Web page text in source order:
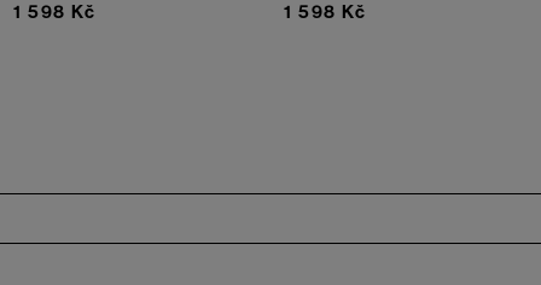
1 598 Kč 1 598 Kč